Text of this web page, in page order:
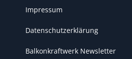
Impressum
Datenschutzerklärung
Balkonkraftwerk Newsletter